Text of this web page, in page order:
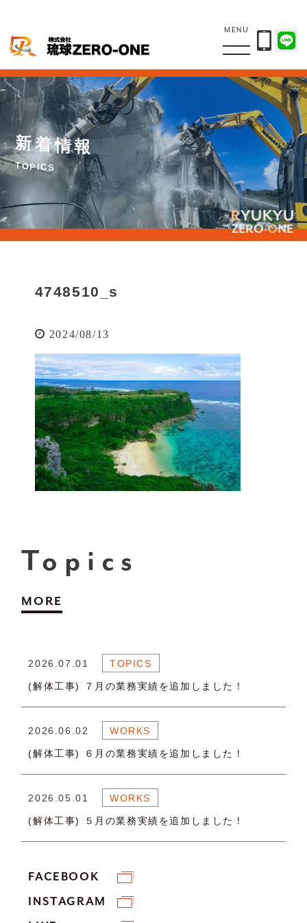
MENU
新着情報
TOPICS
4748510_s
2024/08/13
Topics
MORE
2026.07.01 TOPICS
(解体工事) ７月の業務実績を追加しました！
2026.06.02 WORKS
(解体工事) ６月の業務実績を追加しました！
2026.05.01 WORKS
(解体工事) ５月の業務実績を追加しました！
FACEBOOK
INSTAGRAM